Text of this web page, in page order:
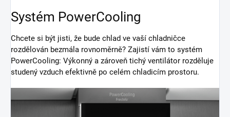
Systém PowerCooling
Chcete si být jisti, že bude chlad ve vaší chladničce
rozdělován bezmála rovnoměrně? Zajistí vám to systém
PowerCooling: Výkonný a zároveň tichý ventilátor rozděluje
studený vzduch efektivně po celém chladicím prostoru.